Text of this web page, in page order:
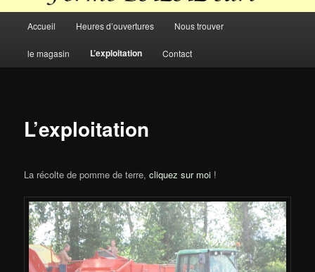
principal
Accueil Heures d’ouvertures Nous trouver
le magasin L’exploitation Contact
L’exploitation
La récolte de pomme de terre,cliquez sur moi !